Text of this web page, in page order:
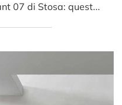
Scopri di più sulla cucina Aliant 07 di Stosa: questa soluzione in vetro sarà l'acquisto ideale per te!